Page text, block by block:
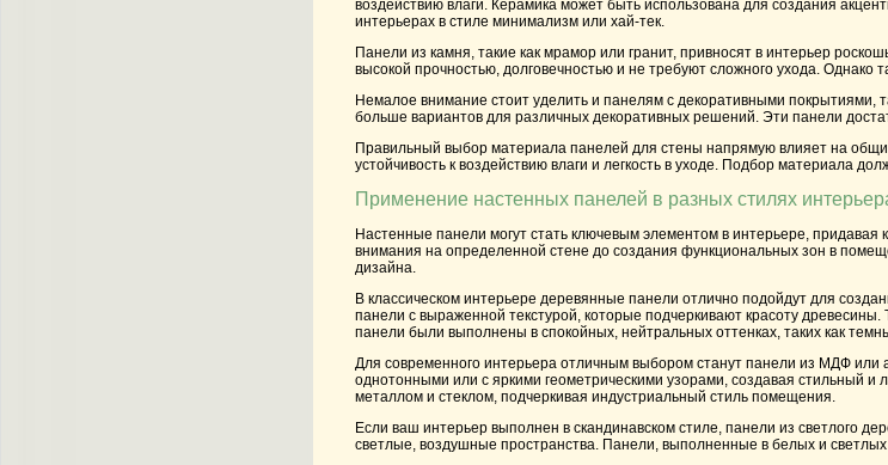
воздействию влаги. Керамика может быть использована для создания
интерьерах в стиле минимализм или хай-тек.
Панели из камня, такие как мрамор или гранит, привносят в интерьер
высокой прочностью, долговечностью и не требуют сложного ухода.
Немалое внимание стоит уделить и панелям с декоративными покрытиями,
больше вариантов для различных декоративных решений. Эти панели
Правильный выбор материала панелей для стены напрямую влияет на
устойчивость к воздействию влаги и легкость в уходе. Подбор материала
Применение настенных панелей в разных стилях
Настенные панели могут стать ключевым элементом в интерьере,
внимания на определенной стене до создания функциональных зон в
дизайна.
В классическом интерьере деревянные панели отлично подойдут для
панели с выраженной текстурой, которые подчеркивают красоту
панели были выполнены в спокойных, нейтральных оттенках, таких как
Для современного интерьера отличным выбором станут панели из МДФ
однотонными или с яркими геометрическими узорами, создавая стильный
металлом и стеклом, подчеркивая индустриальный стиль помещения.
Если ваш интерьер выполнен в скандинавском стиле, панели из светлого
светлые, воздушные пространства. Панели, выполненные в белых и